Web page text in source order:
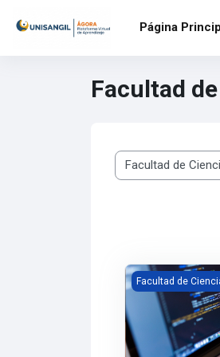
Página
Facultad
Categorías
Consultorio
Facultad de